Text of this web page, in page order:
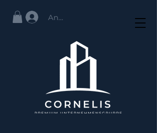
Anmelden